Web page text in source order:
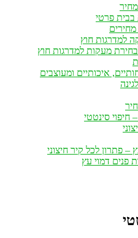
בבית פרטי
למדרגות חוץ
מעקות למדרגות חוץ
איכותיים ומעוצבים
– חיפוי סינטטי
– פתרון לכל קיר חיצוני
פנים דמוי עץ